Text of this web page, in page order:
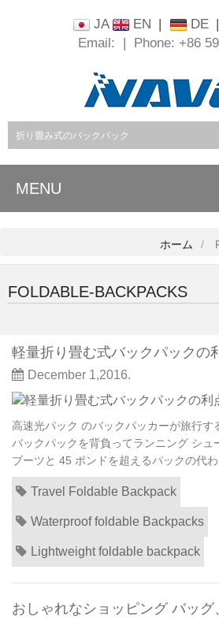
JA EN | DE |
Email:
| Phone: +86
MENU
ホーム
FOLDABLE-BACKPACKS
軽量折り畳む式バックパックの
December 1,2016.
高速光パック のバックパッカーが旅行す
バックパックを背負ってランニング シュ
ブーツと 45 ポンドを超えるパックの代
パックを着用することができます。これ
間の旅行だけでなく、バックパッカーを
全性より多くの楽しみに相当のレベルが
的なバックパッカーについてお話しまし...
Travel Foldable Backpack
Waterproof foldable Backpacks
Lightweight foldable backpack